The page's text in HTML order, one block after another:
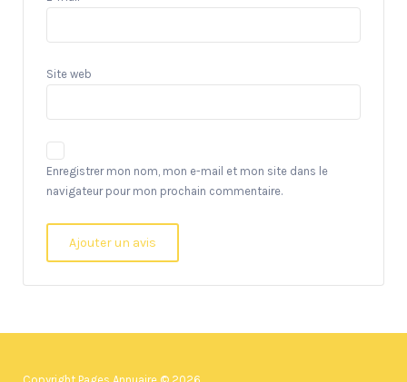
Site web
Enregistrer mon nom, mon e-mail et mon site dans le
navigateur pour mon prochain commentaire.